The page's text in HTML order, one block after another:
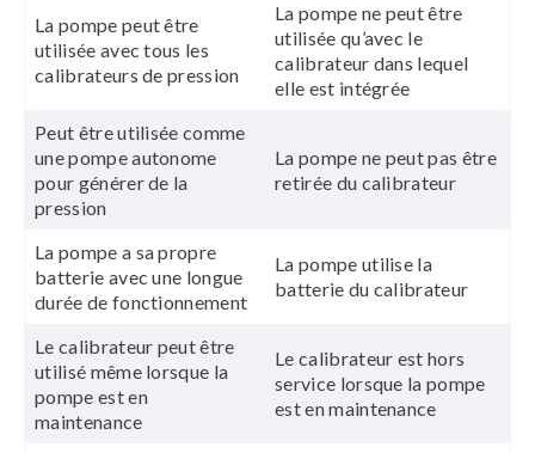
La pompe peut être
utilisée avec tous les
calibrateurs de pression
La pompe ne peut être
utilisée qu’avec le
calibrateur dans lequel
elle est intégrée
Peut être utilisée comme
une pompe autonome
pour générer de la
pression
La pompe ne peut pas être
retirée du calibrateur
La pompe a sa propre
batterie avec une longue
durée de fonctionnement
La pompe utilise la
batterie du calibrateur
Le calibrateur peut être
utilisé même lorsque la
pompe est en
maintenance
Le calibrateur est hors
service lorsque la pompe
est en maintenance